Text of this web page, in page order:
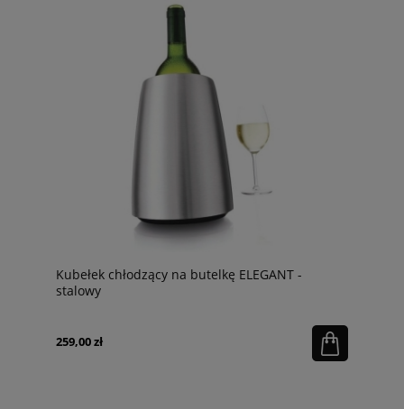
Kubełek chłodzący na butelkę ELEGANT -
stalowy
259,00 zł